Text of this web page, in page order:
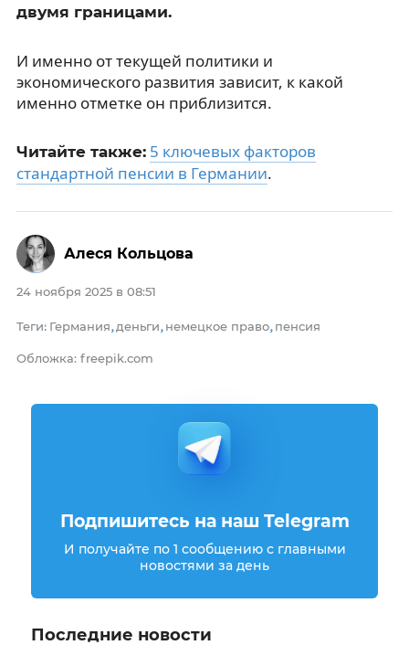
двумя границами.
И именно от текущей политики и
экономического развития зависит, к какой
именно отметке он приблизится.
Читайте также: 5 ключевых факторов
стандартной пенсии в Германии.
24 ноября 2025 в 08:51
Теги: Германия, деньги, немецкое право, пенсия
Обложка: freepik.com
Алеся Кольцова
Подпишитесь на наш Telegram
И получайте по 1 сообщению с главными
новостями за день
Последние новости